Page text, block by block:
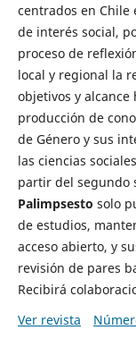
centrados en Chile
de interés social,
proceso de
local y regional la
objetivos y
producción de
de Género y sus
las ciencias
partir del segundo
Palimpsesto solo
de estudios,
acceso abierto, y
revisión de pares
Recibirá
Ver revista